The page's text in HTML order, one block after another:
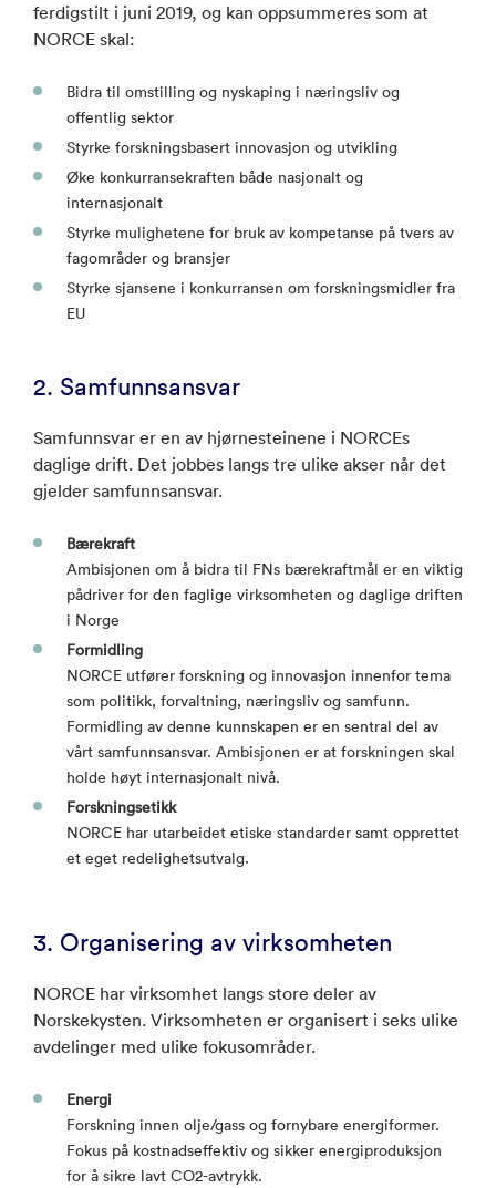
ferdigstilt i juni 2019, og kan oppsummeres som at
NORCE skal:
Bidra til omstilling og nyskaping i næringsliv og
offentlig sektor
Styrke forskningsbasert innovasjon og utvikling
Øke konkurransekraften både nasjonalt og
internasjonalt
Styrke mulighetene for bruk av kompetanse på tvers av
fagområder og bransjer
Styrke sjansene i konkurransen om forskningsmidler fra
EU
2. Samfunnsansvar
Samfunnsvar er en av hjørnesteinene i NORCEs
daglige drift. Det jobbes langs tre ulike akser når det
gjelder samfunnsansvar.
Bærekraft
Ambisjonen om å bidra til FNs bærekraftmål er en viktig
pådriver for den faglige virksomheten og daglige driften
i Norge
Formidling
NORCE utfører forskning og innovasjon innenfor tema
som politikk, forvaltning, næringsliv og samfunn.
Formidling av denne kunnskapen er en sentral del av
vårt samfunnsansvar. Ambisjonen er at forskningen skal
holde høyt internasjonalt nivå.
Forskningsetikk
NORCE har utarbeidet etiske standarder samt opprettet
et eget redelighetsutvalg.
3. Organisering av virksomheten
NORCE har virksomhet langs store deler av
Norskekysten. Virksomheten er organisert i seks ulike
avdelinger med ulike fokusområder.
Energi
Forskning innen olje/gass og fornybare energiformer.
Fokus på kostnadseffektiv og sikker energiproduksjon
for å sikre lavt CO2-avtrykk.